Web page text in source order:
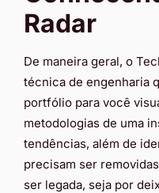
Radar
De maneira geral, o
técnica de engenharia
portfólio para você
metodologias de uma
tendências, além de
precisam ser
ser legada, seja por